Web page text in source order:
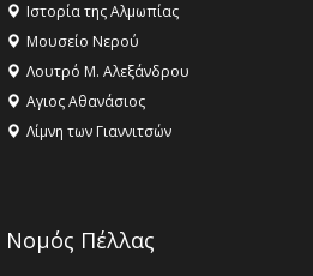
Ιστορία της Αλμωπίας
Μουσείο Νερού
Λουτρό Μ. Αλεξάνδρου
Αγιος Αθανάσιος
Λίμνη των Γιαννιτσών
Νομός Πέλλας